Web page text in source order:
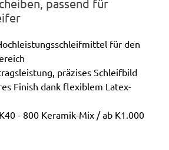
passend für
für den
präzises Schleifbild
Finish dank flexiblem Latex-
- 800 Keramik-Mix / ab K1.000